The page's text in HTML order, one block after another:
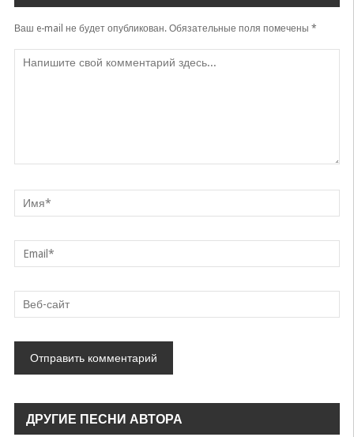
Ваш e-mail не будет опубликован.Обязательные поля помечены *
ДРУГИЕ ПЕСНИ АВТОРА